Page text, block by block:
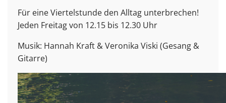
Für eine Viertelstunde den Alltag unterbrechen!
Jeden Freitag von 12.15 bis 12.30 Uhr
Musik: Hannah Kraft & Veronika Viski (Gesang &
Gitarre)